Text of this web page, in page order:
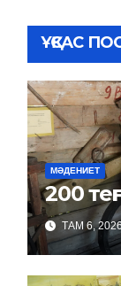
ҰҚСАС
МӘДЕНИЕТ
ТАМ 6,